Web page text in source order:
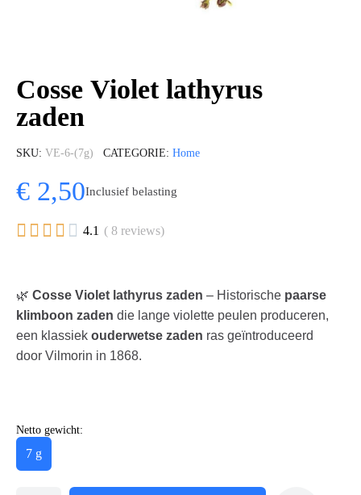
Cosse Violet lathyrus
zaden
SKU VE-6-(7g) CATEGORIE Home
€ 2,50Inclusief belasting
     4.1 ( 8 reviews)
🌿 Cosse Violet lathyrus zaden – Historische paarse
klimboon zaden die lange violette peulen produceren,
een klassiek ouderwetse zaden ras geïntroduceerd
door Vilmorin in 1868.
Netto gewicht:
7 g